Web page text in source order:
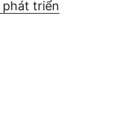
phát triển